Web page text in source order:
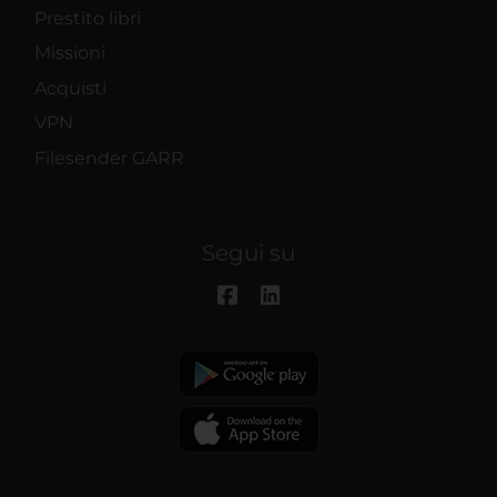
Prestito libri
Missioni
Acquisti
VPN
Filesender GARR
Segui su